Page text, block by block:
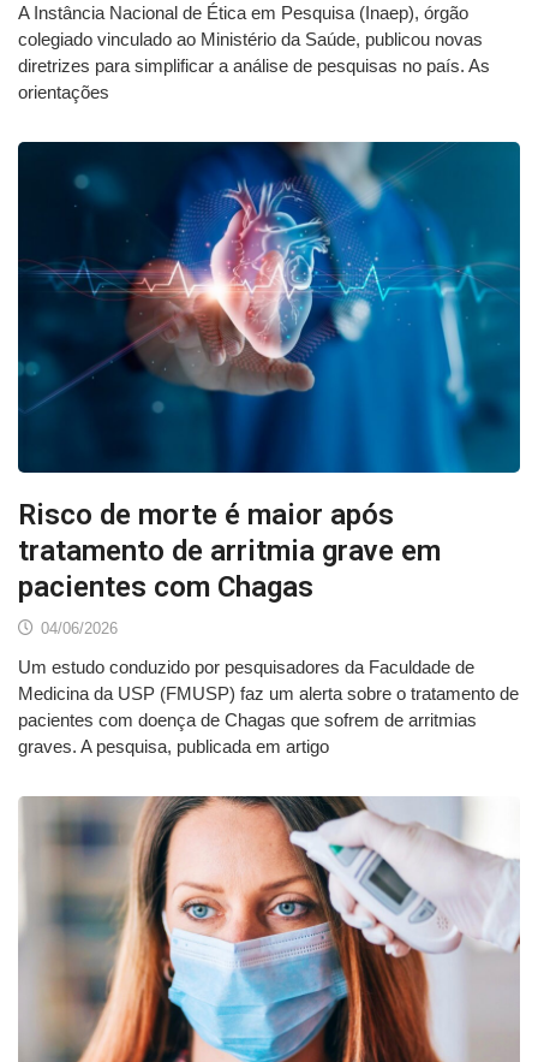
A Instância Nacional de Ética em Pesquisa (Inaep), órgão
colegiado vinculado ao Ministério da Saúde, publicou novas
diretrizes para simplificar a análise de pesquisas no país. As
orientações
Risco de morte é maior após
tratamento de arritmia grave em
pacientes com Chagas
04/06/2026
Um estudo conduzido por pesquisadores da Faculdade de
Medicina da USP (FMUSP) faz um alerta sobre o tratamento de
pacientes com doença de Chagas que sofrem de arritmias
graves. A pesquisa, publicada em artigo